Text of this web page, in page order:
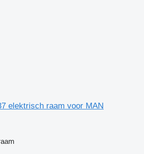
elektrisch raam voor MAN